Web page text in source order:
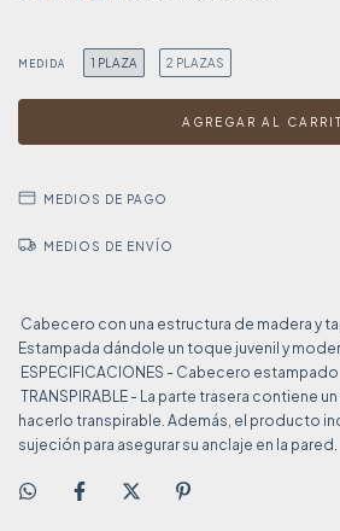
MEDIDA 1 PLAZA 2 PLAZAS
MEDIOS DE PAGO
MEDIOS DE ENVÍO
Cabecero con una estructura de madera y
Estampada dándole un toque juvenil y
ESPECIFICACIONES - Cabecero estampado
TRANSPIRABLE - La parte trasera contiene
hacerlo transpirable. Además, el producto
sujeción para asegurar su anclaje en la pared.